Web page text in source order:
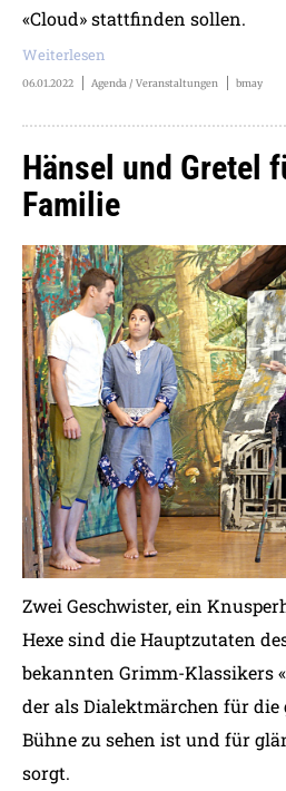
«Cloud» stattfinden sollen.
Weiterlesen
06.01.2022 Agenda / Veranstaltungen bmay
Hänsel und Gretel
Familie
Zwei Geschwister, ein
Hexe sind die Hauptzutaten
bekannten Grimm-Klassikers
der als Dialektmärchen für die
Bühne zu sehen ist und für
sorgt.